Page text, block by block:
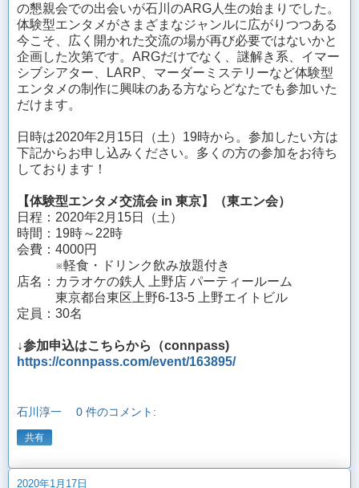
の懇親会での出会いが石川のARG人生の始まりでした。
体験型エンタメがさまざまなジャンルに広がりつつある
今こそ、広く開かれた交流の場が再び必要ではないかと
企画した次第です。ARGだけでなく、謎解き系、イマー
シブシアター、LARP、マーダーミステリーなど体験型
エンタメの制作に興味のある方ならどなたでも参加いた
だけます。
日時は2020年2月15日（土）19時から。参加したい方は
下記からお申し込みください。多くの方の参加をお待ち
しております！
【体験型エンタメ交流会 in 東京】（東エン会）
日程：2020年2月15日（土）
時間：19時～22時
会費：4000円
※軽食・ドリンク飲み放題付き
店名：カラオケの鉄人 上野店 パーティールーム
東京都台東区上野6-13-5 上野エイトビル
定員：30名
↓参加申込はこちらから（connpass)
https://connpass.com/event/163895/
石川淳一 0 件のコメント:
共有
2020年1月17日